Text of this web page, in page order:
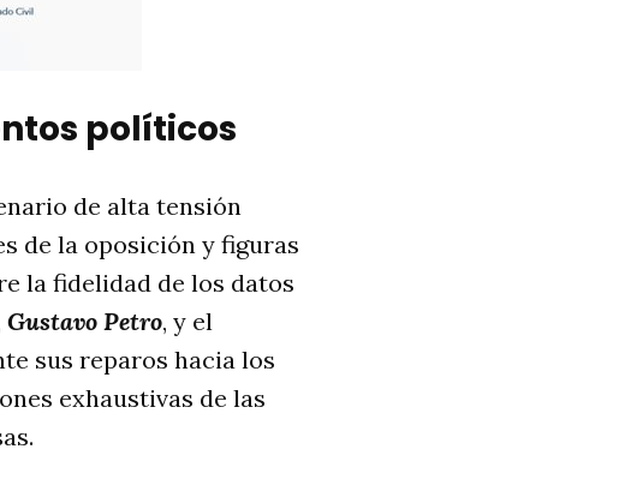
políticos
de alta tensión
de la oposición y figuras
la fidelidad de los datos
Gustavo Petro, y el
sus reparos hacia los
exhaustivas de las